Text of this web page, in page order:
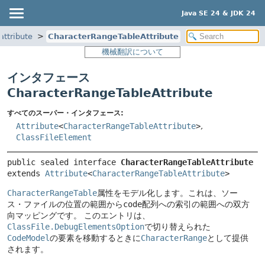
Java SE 24 & JDK 24
CharacterRangeTableAttribute
機械翻訳について
インタフェース
CharacterRangeTableAttribute
すべてのスーパー・インタフェース:
Attribute<CharacterRangeTableAttribute>,
ClassFileElement
public sealed interface CharacterRangeTableAttribute
extends Attribute<CharacterRangeTableAttribute>
CharacterRangeTable属性をモデル化します。これは、ソー
ス・ファイルの位置の範囲からcode配列への索引の範囲への双方
向マッピングです。
このエントリは、
ClassFile.DebugElementsOptionで切り替えられた
CodeModelの要素を移動するときにCharacterRangeとして提供
されます。